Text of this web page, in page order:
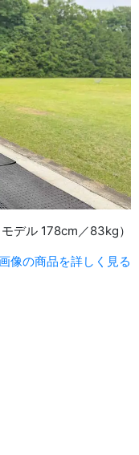
モデル 178cm／83kg）
像の商品を詳しく見る